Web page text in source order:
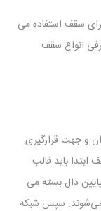
سقف استفاده می
انواع سقف
و جهت قرارگیری
باید قالب
دال بسته می
سپس شبکه